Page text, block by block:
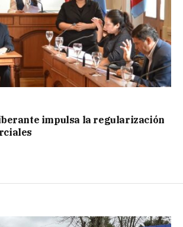
impulsa la regularización